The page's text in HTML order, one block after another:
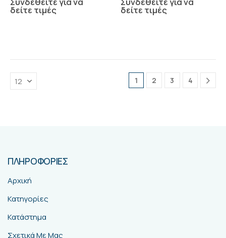
δείτε τιμές δείτε τιμές
1 2 3 4
ΠΛΗΡΟΦΟΡΙΕΣ
Αρχική
Κατηγορίες
Κατάστημα
Σχετικά Με Μας